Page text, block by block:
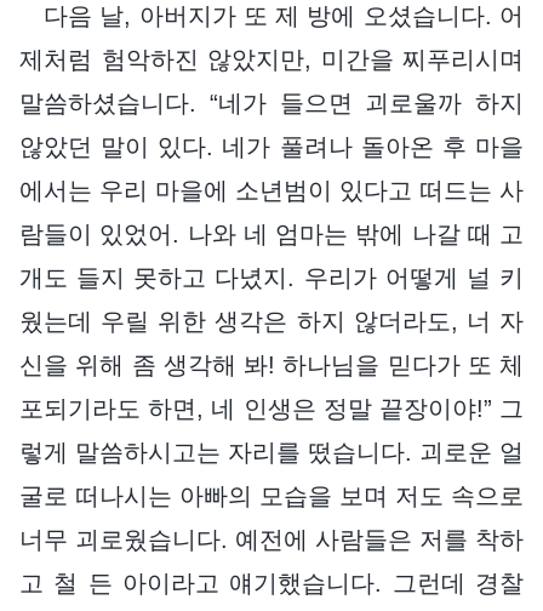
다음 날, 아버지가 또 제 방에 오셨습니다. 어
제처럼 험악하진 않았지만, 미간을 찌푸리시며
말씀하셨습니다. “네가 들으면 괴로울까 하지
않았던 말이 있다. 네가 풀려나 돌아온 후 마을
에서는 우리 마을에 소년범이 있다고 떠드는 사
람들이 있었어. 나와 네 엄마는 밖에 나갈 때 고
개도 들지 못하고 다녔지. 우리가 어떻게 널 키
웠는데 우릴 위한 생각은 하지 않더라도, 너 자
신을 위해 좀 생각해 봐! 하나님을 믿다가 또 체
포되기라도 하면, 네 인생은 정말 끝장이야!” 그
렇게 말씀하시고는 자리를 떴습니다. 괴로운 얼
굴로 떠나시는 아빠의 모습을 보며 저도 속으로
너무 괴로웠습니다. 예전에 사람들은 저를 착하
고 철 든 아이라고 얘기했습니다. 그런데 경찰